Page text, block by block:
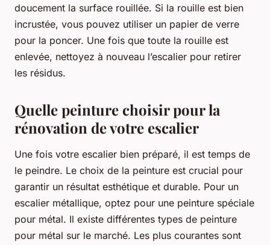
doucement la surface rouillée. Si la rouille est bien
incrustée, vous pouvez utiliser un papier de verre
pour la poncer. Une fois que toute la rouille est
enlevée, nettoyez à nouveau l’escalier pour retirer
les résidus.
Quelle peinture choisir pour la
rénovation de votre escalier
Une fois votre escalier bien préparé, il est temps de
le peindre. Le choix de la peinture est crucial pour
garantir un résultat esthétique et durable. Pour un
escalier métallique, optez pour une peinture spéciale
pour métal. Il existe différentes types de peinture
pour métal sur le marché. Les plus courantes sont